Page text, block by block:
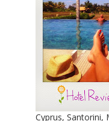
Cyprus, Santorini,